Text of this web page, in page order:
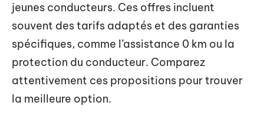
jeunes conducteurs. Ces offres incluent
souvent des tarifs adaptés et des garanties
spécifiques, comme l’assistance 0 km ou la
protection du conducteur. Comparez
attentivement ces propositions pour trouver
la meilleure option.